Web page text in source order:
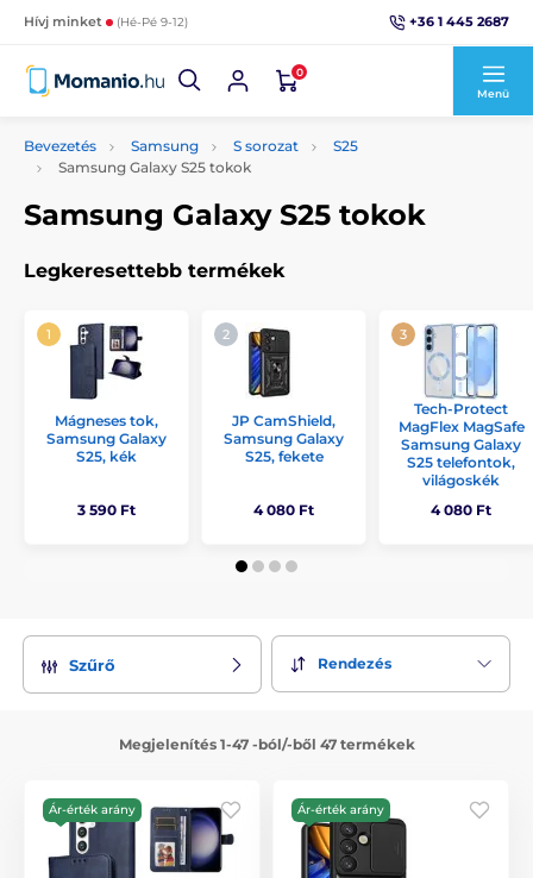
Hívj minket (Hé-Pé 9-12) +36 1 445 2687
0
Menü
Bevezetés Samsung S sorozat
S25
Samsung Galaxy S25 tokok
Samsung Galaxy S25 tokok
Legkeresettebb termékek
Mágneses tok,
Samsung Galaxy
S25, kék
3 590 Ft
JP CamShield,
Samsung Galaxy
S25, fekete
4 080 Ft
Tech-Protect
MagFlex MagSafe
Samsung Galaxy
S25 telefontok,
világoskék
4 080 Ft
Szűrő Rendezés
Megjelenítés 1-47 -ból/-ből 47 termékek
Ár-érték arány Ár-érték arány